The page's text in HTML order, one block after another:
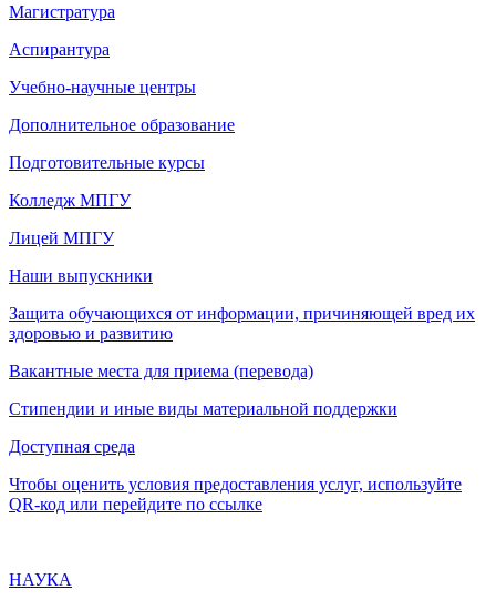
Магистратура
Аспирантура
Учебно-научные центры
Дополнительное образование
Подготовительные курсы
Колледж МПГУ
Лицей МПГУ
Наши выпускники
Защита обучающихся от информации, причиняющей вред их
здоровью и развитию
Вакантные места для приема (перевода)
Стипендии и иные виды материальной поддержки
Доступная среда
Чтобы оценить условия предоставления услуг, используйте
QR-код или перейдите по ссылке
НАУКА